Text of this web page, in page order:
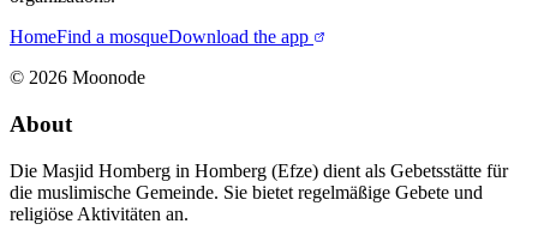
HomeFind a mosqueDownload the app
© 2026 Moonode
About
Die Masjid Homberg in Homberg (Efze) dient als Gebetsstätte für
die muslimische Gemeinde. Sie bietet regelmäßige Gebete und
religiöse Aktivitäten an.